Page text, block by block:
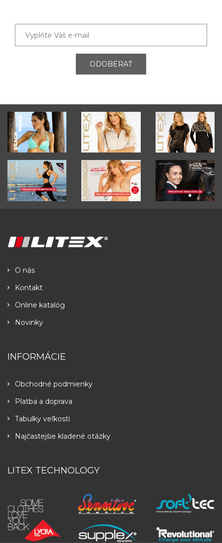
ODOBERAŤ
O nás
Kontakt
Online katalóg
Novinky
INFORMÁCIE
Obchodné podmienky
Platba a doprava
Tabulky veľkostí
Najčastejšie kladené otázky
LITEX TECHNOLOGY